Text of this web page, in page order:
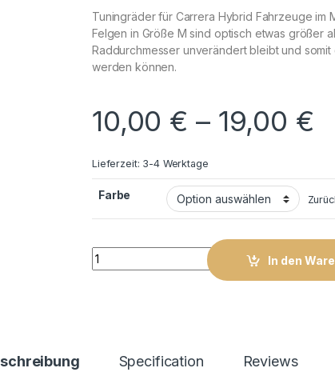
Tuningräder für Carrera Hybrid Fahrzeuge im
Felgen in Größe M sind optisch etwas größer
Raddurchmesser unverändert bleibt und
werden können.
10,00 € – 19,00 €
Lieferzeit: 3-4 Werktage
Farbe
Carrera Hybrid M Felgen 002 quantity
In den
Specification Reviews